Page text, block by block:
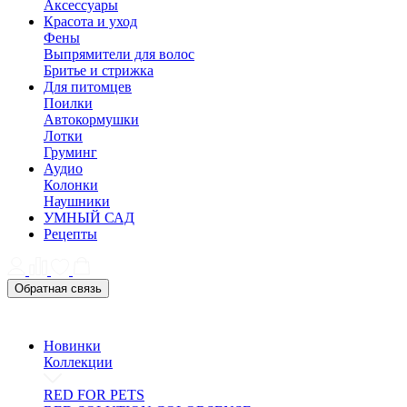
Аксессуары
Красота и уход
Фены
Выпрямители для волос
Бритье и стрижка
Для питомцев
Поилки
Автокормушки
Лотки
Груминг
Аудио
Колонки
Наушники
УМНЫЙ САД
Рецепты
Обратная связь
Новинки
Коллекции
RED FOR PETS